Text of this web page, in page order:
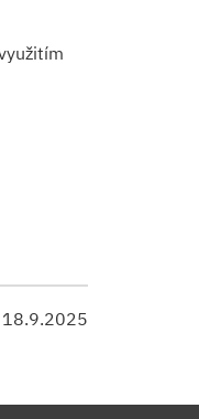
18.9.2025